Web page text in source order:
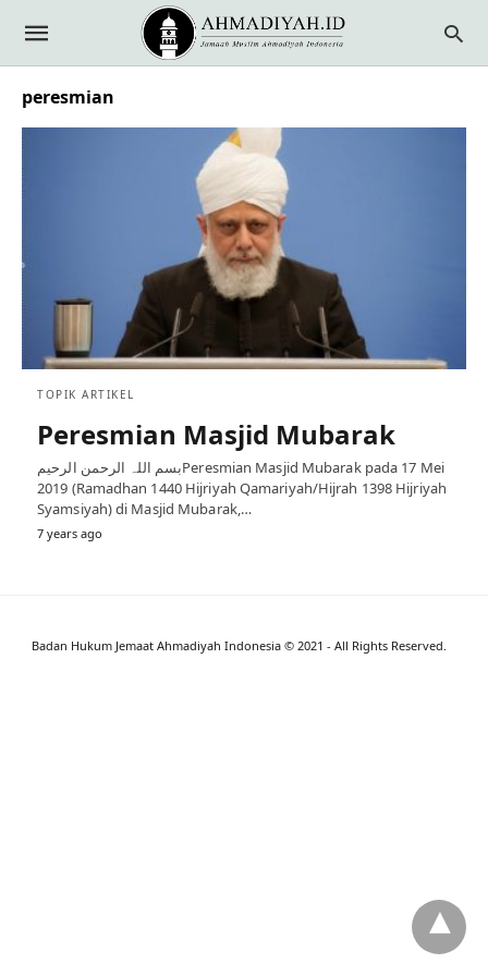
peresmian
TOPIK ARTIKEL
Peresmian Masjid Mubarak
بسم اللہ الرحمن الرحیمPeresmian Masjid Mubarak pada 17 Mei
2019 (Ramadhan 1440 Hijriyah Qamariyah/Hijrah 1398 Hijriyah
Syamsiyah) di Masjid Mubarak,…
7 years ago
Badan Hukum Jemaat Ahmadiyah Indonesia © 2021 - All Rights Reserved.